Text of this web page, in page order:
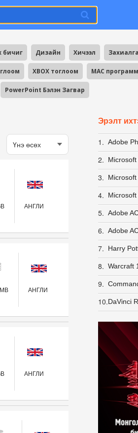
бичиг Дизайн Хичээл
XBOX тоглоом MAC программ
PowerPoint Бэлэн Загвар
АНГЛИ
АНГЛИ
АНГЛИ
Эрэлт
1. Adobe
2.
3.
4.
5. Adobe
6. Adobe
7. Harry
8.
9.
10.DaVinci